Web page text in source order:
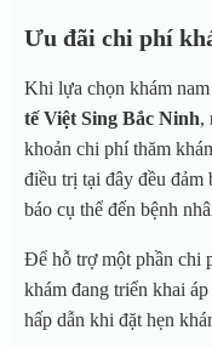
Ưu đãi chi phí
Khi lựa chọn khám
tế Việt Sing Bắc Ninh,
khoản chi phí thăm
điều trị tại đây đều đảm
báo cụ thể đến bệnh
Để hỗ trợ một phần chi
khám đang triển khai
hấp dẫn khi đặt hẹn